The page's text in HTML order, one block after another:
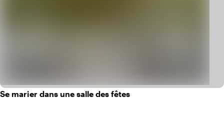
Se marier dans une salle des fêtes